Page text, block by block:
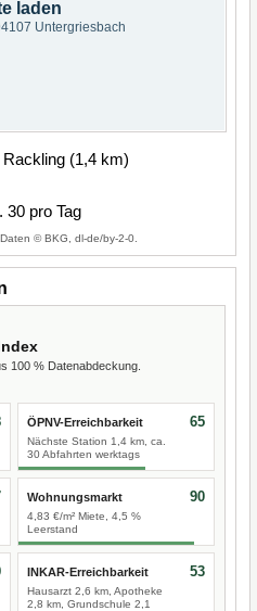
laden
Untergriesbach
Rackling (1,4 km)
30 pro Tag
Daten © BKG, dl-de/by-2-0.
100 % Datenabdeckung.
ÖPNV-Erreichbarkeit
Nächste Station 1,4 km, ca.
30 Abfahrten werktags
65
Wohnungsmarkt
4,83 €/m² Miete, 4,5 %
Leerstand
90
INKAR-Erreichbarkeit
Hausarzt 2,6 km, Apotheke
2,8 km, Grundschule 2,1
53